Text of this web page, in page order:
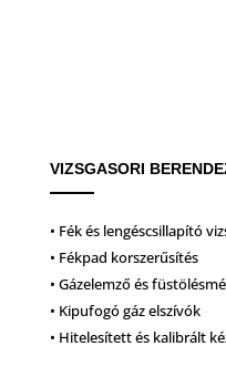
VIZSGASORI
• Fék és lengéscsillapító
• Fékpad korszerűsítés
• Gázelemző és
• Kipufogó gáz elszívók
• Hitelesített és kalibrált